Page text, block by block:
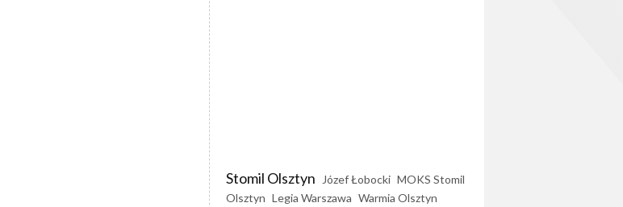
Stomil Olsztyn Józef Łobocki MOKS Stomil
Olsztyn Legia Warszawa Warmia Olsztyn